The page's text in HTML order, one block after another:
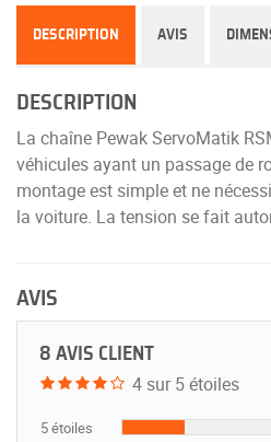
DESCRIPTION AVIS
DESCRIPTION
La chaîne Pewak ServoMatik
véhicules ayant un passage de
montage est simple et ne
la voiture. La tension se fait
AVIS
8 AVIS CLIENT
4 sur 5 étoiles
5 étoiles